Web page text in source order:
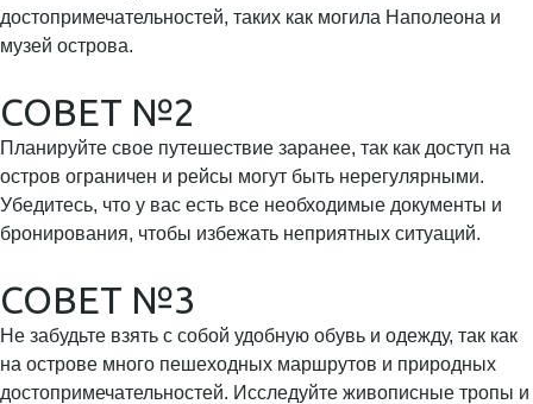
достопримечательностей, таких как могила Наполеона и
музей острова.
СОВЕТ №2
Планируйте свое путешествие заранее, так как доступ на
остров ограничен и рейсы могут быть нерегулярными.
Убедитесь, что у вас есть все необходимые документы и
бронирования, чтобы избежать неприятных ситуаций.
СОВЕТ №3
Не забудьте взять с собой удобную обувь и одежду, так как
на острове много пешеходных маршрутов и природных
достопримечательностей. Исследуйте живописные тропы и